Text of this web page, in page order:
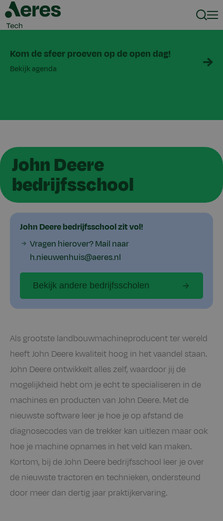
Kom de sfeer proeven op de open dag!
Bekijk agenda
John Deere
bedrijfsschool
John Deere bedrijfsschool zit vol!
Vragen hierover? Mail naar
h.nieuwenhuis@aeres.nl
Bekijk andere bedrijfsscholen
Als grootste landbouwmachineproducent ter wereld
heeft John Deere kwaliteit hoog in het vaandel staan.
John Deere ontwikkelt alles zelf, waardoor jij de
mogelijkheid hebt om je echt te specialiseren in de
machines en producten van John Deere. Met de
nieuwste software leer je hoe je op afstand de
diagnosecodes van de trekker kan uitlezen maar ook
hoe je machine opnames in het veld kan maken.
Kortom, bij de John Deere bedrijfsschool leer je over
de nieuwste tractoren en technieken, ondersteund
door meer dan dertig jaar praktijkervaring.